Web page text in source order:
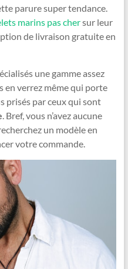
parure super tendance.
marins pas chersur leur
de livraison gratuite en
une gamme assez
en verrez même qui porte
prisés par ceux qui sont
. Bref, vous n’avez aucune
un modèle en
votre commande.